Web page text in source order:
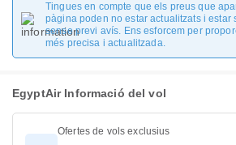
Tingues en compte que els preus que
pàgina poden no estar actualitzats i estar
sense previ avís. Ens esforcem per
més precisa i actualitzada.
EgyptAir Informació del vol
Ofertes de vols exclusius